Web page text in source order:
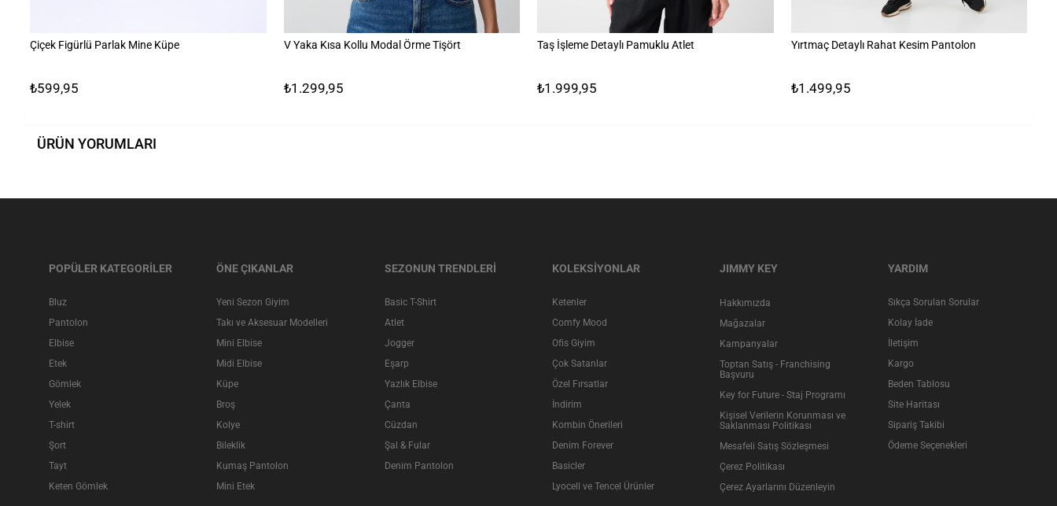
Çiçek Figürlü Parlak Mine Küpe
₺599,95
V Yaka Kısa Kollu Modal Örme Tişört
₺1.299,95
Taş İşleme Detaylı Pamuklu Atlet
₺1.999,95
Yırtmaç Detaylı Rahat Kesim Pantolon
₺1.499,95
ÜRÜN YORUMLARI
POPÜLER KATEGORİLER
Bluz
Pantolon
Elbise
Etek
Gömlek
Yelek
T-shirt
Şort
Tayt
Keten Gömlek
ÖNE ÇIKANLAR
Yeni Sezon Giyim
Takı ve Aksesuar Modelleri
Mini Elbise
Midi Elbise
Küpe
Broş
Kolye
Bileklik
Kumaş Pantolon
Mini Etek
SEZONUN TRENDLERİ
Basic T-Shirt
Atlet
Jogger
Eşarp
Yazlık Elbise
Çanta
Cüzdan
Şal & Fular
Denim Pantolon
KOLEKSİYONLAR
Ketenler
Comfy Mood
Ofis Giyim
Çok Satanlar
Özel Fırsatlar
İndirim
Kombin Önerileri
Denim Forever
Basicler
Lyocell ve Tencel Ürünler
JIMMY KEY
Hakkımızda
Mağazalar
Kampanyalar
Toptan Satış - Franchising
Başvuru
Key for Future - Staj Programı
Kişisel Verilerin Korunması ve
Saklanması Politikası
Mesafeli Satış Sözleşmesi
Çerez Politikası
Çerez Ayarlarını Düzenleyin
YARDIM
Sıkça Sorulan Sorular
Kolay İade
İletişim
Kargo
Beden Tablosu
Site Haritası
Sipariş Takibi
Ödeme Seçenekleri